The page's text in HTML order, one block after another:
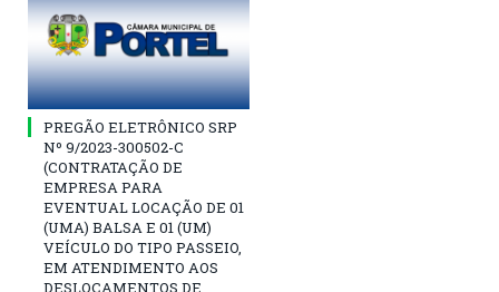
PREGÃO ELETRÔNICO SRP
Nº 9/2023-300502-C
(CONTRATAÇÃO DE
EMPRESA PARA
EVENTUAL LOCAÇÃO DE 01
(UMA) BALSA E 01 (UM)
VEÍCULO DO TIPO PASSEIO,
EM ATENDIMENTO AOS
DESLOCAMENTOS DE